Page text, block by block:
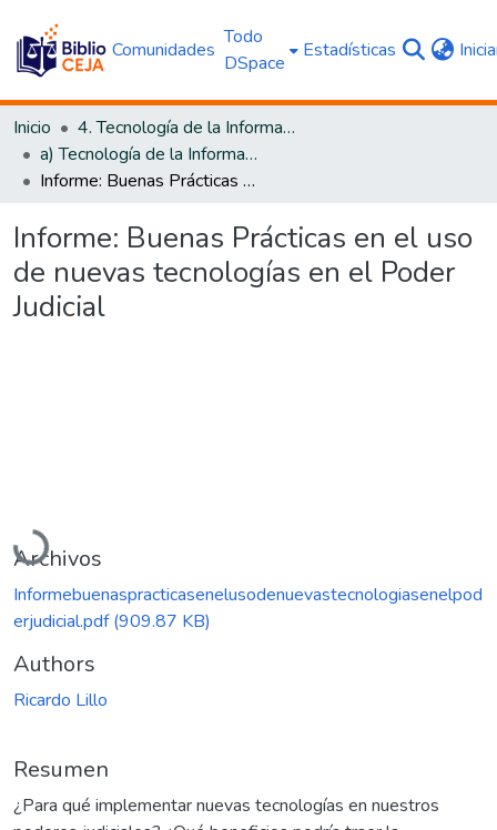
Comunidades
Todo
DSpace
Estadísticas
Inicio
4. Tecnología de la Información y Transparencia
a) Tecnología de la Información
Informe: Buenas Prácticas en el uso de nuevas tecnologías en el Poder Judicial
Informe: Buenas Prácticas en el uso
de nuevas tecnologías en el Poder
Judicial
Cargando...
Archivos
Informebuenaspracticasenelusodenuevastecnologiasenelpod
erjudicial.pdf(909.87 KB)
Authors
Ricardo Lillo
Resumen
¿Para qué implementar nuevas tecnologías en nuestros